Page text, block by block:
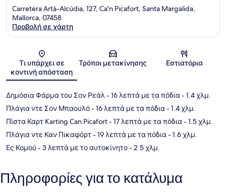
Carretera Artà-Alcúdia, 127, Ca'n Picafort, Santa Margalida,
Mallorca, 07458
Προβολή σε χάρτη
Τι υπάρχει σε
κοντινή απόσταση
Τρόποι μετακίνησης Εστιατόρια
Δημόσια Φάρμα του Σον Ρεάλ- 16 λεπτά με τα πόδια- 1.4 χλμ.
Πλάγια ντε Σον Μπαουλό- 16 λεπτά με τα πόδια- 1.4 χλμ.
Πίστα Καρτ Karting Can Picafort- 17 λεπτά με τα πόδια- 1.5 χλμ.
Πλάγια ντε Καν Πικαφόρτ- 19 λεπτά με τα πόδια- 1.6 χλμ.
Ες Κομού - 3 λεπτά με το αυτοκίνητο- 2.5 χλμ.
Πληροφορίες για το κατάλυμα